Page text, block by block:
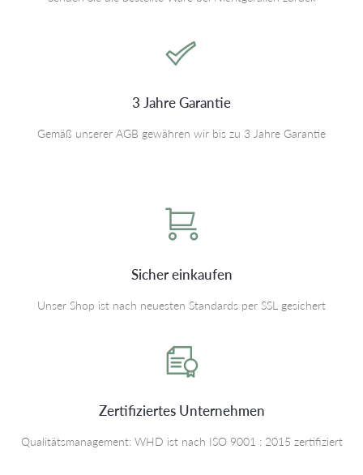
3 Jahre Garantie
Gemäß unserer AGB gewähren wir bis zu 3 Jahre Garantie
Sicher einkaufen
Unser Shop ist nach neuesten Standards per SSL gesichert
Zertifiziertes Unternehmen
Qualitätsmanagement: WHD ist nach ISO 9001 : 2015 zertifiziert